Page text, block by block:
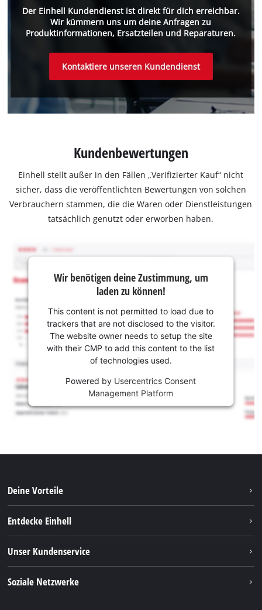
Der Einhell Kundendienst ist direkt für dich erreichbar.
Wir kümmern uns um deine Anfragen zu
Produktinformationen, Ersatzteilen und Reparaturen.
Kontaktiere unseren Kundendienst
Kundenbewertungen
Einhell stellt außer in den Fällen „Verifizierter Kauf“ nicht
sicher, dass die veröffentlichten Bewertungen von solchen
Verbrauchern stammen, die die Waren oder Dienstleistungen
tatsächlich genutzt oder erworben haben.
Wir benötigen deine Zustimmung, um
laden zu können!
This content is not permitted to load due to
trackers that are not disclosed to the visitor.
The website owner needs to setup the site
with their CMP to add this content to the list
of technologies used.
Powered by Usercentrics Consent
Management Platform
Deine Vorteile
Entdecke Einhell
Nachhaltigkeit
Unser Kundenservice
Soziale Netzwerke